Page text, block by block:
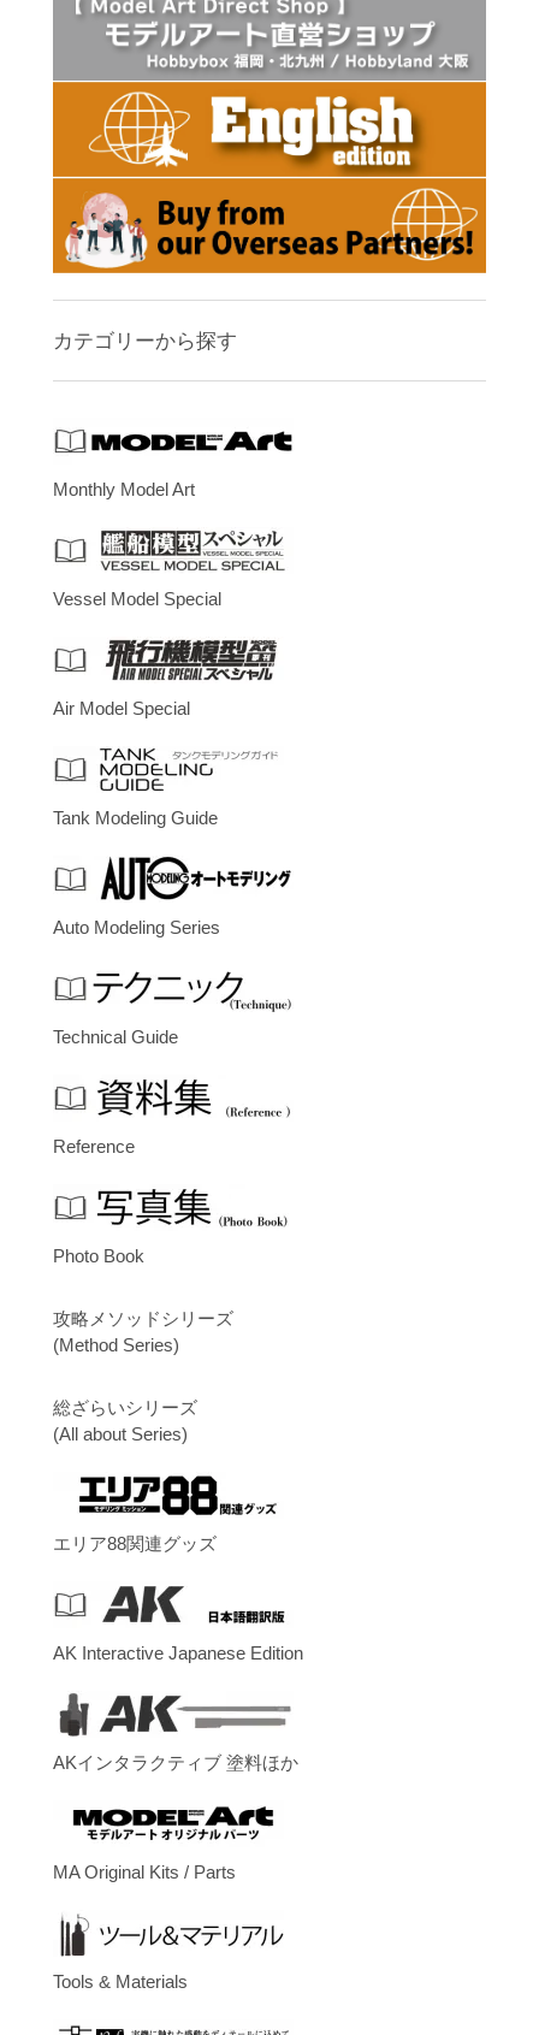
カテゴリーから探す
Monthly Model Art
Vessel Model Special
Air Model Special
Tank Modeling Guide
Auto Modeling Series
Technical Guide
Reference
Photo Book
攻略メソッドシリーズ
(Method Series)
総ざらいシリーズ
(All about Series)
エリア88関連グッズ
AK Interactive Japanese Edition
AKインタラクティブ 塗料ほか
MA Original Kits / Parts
Tools & Materials